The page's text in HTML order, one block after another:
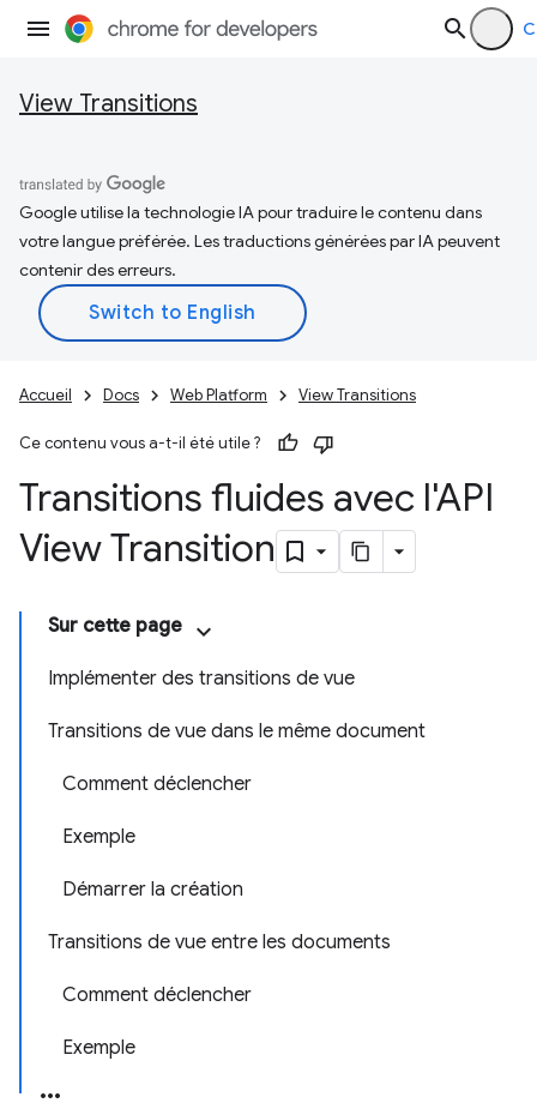
View Transitions
Google utilise la technologie IA pour traduire le contenu dans
votre langue préférée. Les traductions générées par IA peuvent
contenir des erreurs.
Accueil Docs Web Platform View Transitions
Ce contenu vous a-t-il été utile ?
Transitions fluides avec l'API
View Transition
Sur cette page
Implémenter des transitions de vue
Transitions de vue dans le même document
Comment déclencher
Exemple
Démarrer la création
Transitions de vue entre les documents
Comment déclencher
Exemple